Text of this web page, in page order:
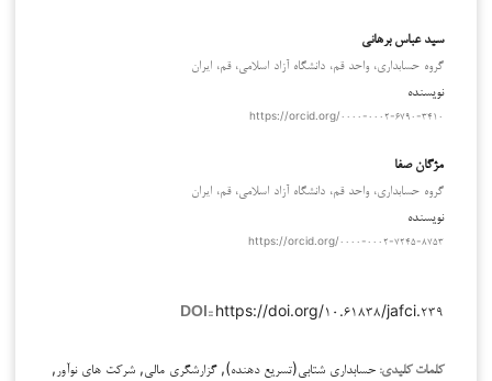
سید عباس برهانی
گروه حسابداری، واحد قم، دانشگاه آزاد اسلامی، قم، ایران
نویسنده
https://orcid.org/۰۰۰۰-۰۰۰۲-۶۷۹۰-۳۴۱۰
مژگان صفا
گروه حسابداری، واحد قم، دانشگاه آزاد اسلامی، قم، ایران
نویسنده
https://orcid.org/۰۰۰۰-۰۰۰۲-۷۲۴۵-۸۷۵۳
DOI:: https://doi.org/۱۰.۶۱۸۳۸/jafci.۲۳۹
کلمات کلیدی: حسابداری شتابی(تسریع دهنده), گزارشگری مالی, شرکت های نوآور,